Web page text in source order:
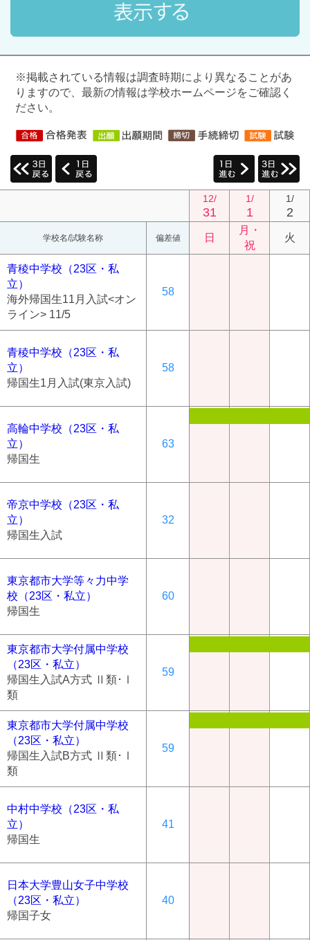
※掲載されている情報は調査時期により異なることがあ
りますので、最新の情報は学校ホームページをご確認く
ださい。
12/
31
1/
1
1/
2
学校名/試験名称 偏差値 日
月・
祝
火
青稜中学校（23区・私
立）
海外帰国生11月入試<オン
ライン> 11/5
58
青稜中学校（23区・私
立）
帰国生1月入試(東京入試)
58
高輪中学校（23区・私
立）
帰国生
63
帝京中学校（23区・私
立）
帰国生入試
32
東京都市大学等々力中学
校（23区・私立）
帰国生
60
東京都市大学付属中学校
（23区・私立）
帰国生入試A方式 Ⅱ類･Ⅰ
類
59
東京都市大学付属中学校
（23区・私立）
帰国生入試B方式 Ⅱ類･Ⅰ
類
59
中村中学校（23区・私
立）
帰国生
41
日本大学豊山女子中学校
（23区・私立）
帰国子女
40